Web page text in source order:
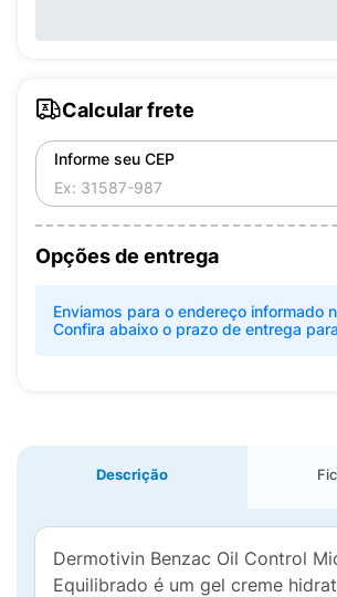
Calcular frete
Informe seu CEP
Opções de entrega
Enviamos para o endereço informado
Confira abaixo o prazo de entrega
Descrição
Dermotivin Benzac Oil Control
Equilibrado é um gel creme